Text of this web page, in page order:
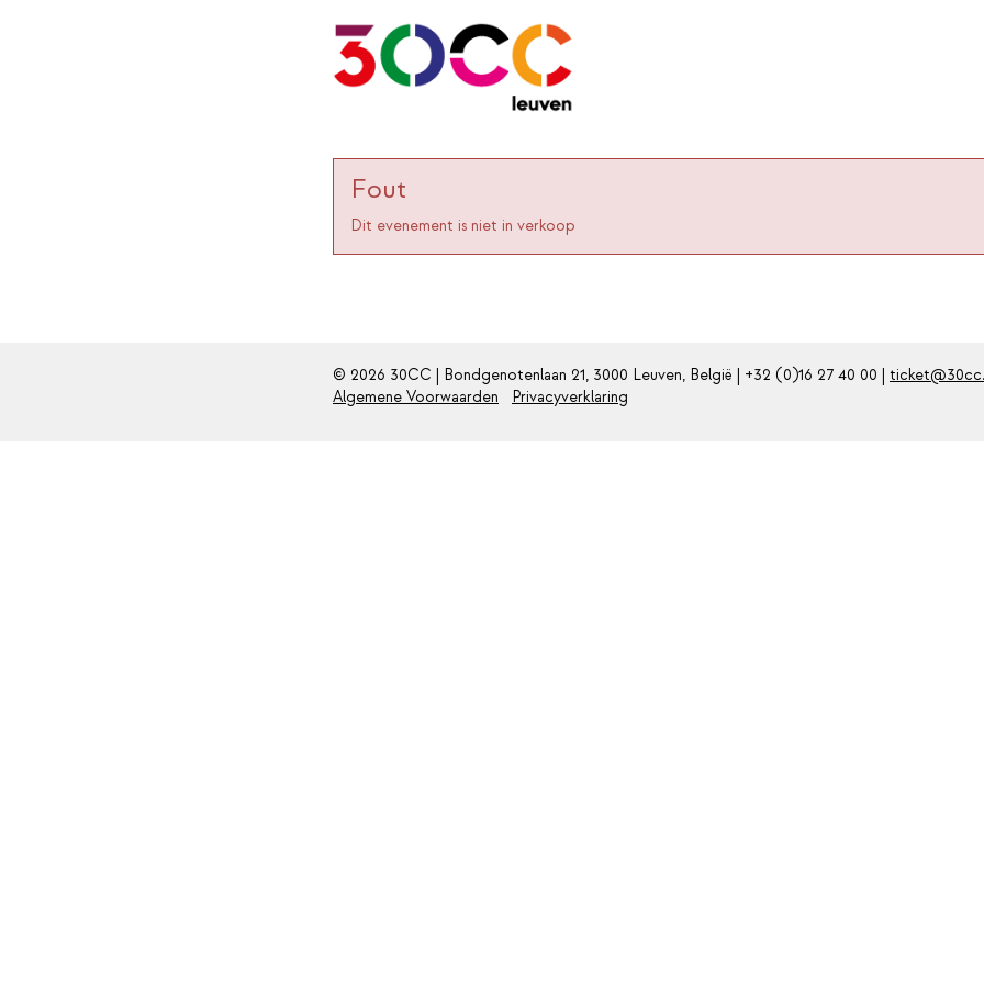
Fout
Dit evenement is niet in verkoop
© 2026 30CC | Bondgenotenlaan 21, 3000 Leuven, België | +32 (0)16 27 40 00 |
Algemene Voorwaarden
Privacyverklaring